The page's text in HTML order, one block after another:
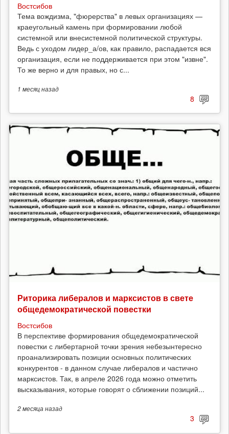
Востсибов
Тема вождизма, "фюрерства" в левых организациях —
краеугольный камень при формировании любой
системной или внесистемной политической структуры.
Ведь с уходом лидер_а/ов, как правило, распадается вся
организация, если не поддерживается при этом "извне".
То же верно и для правых, но с...
1 месяцназад
8
Риторика либералов и марксистов в свете
общедемократической повестки
Востсибов
В перспективе формирования общедемократической
повестки с либертарной точки зрения небезынтересно
проанализировать позиции основных политических
конкурентов - в данном случае либералов и частично
марксистов. Так, в апреле 2026 года можно отметить
высказывания, которые говорят о сближении позиций...
2 месяцаназад
3